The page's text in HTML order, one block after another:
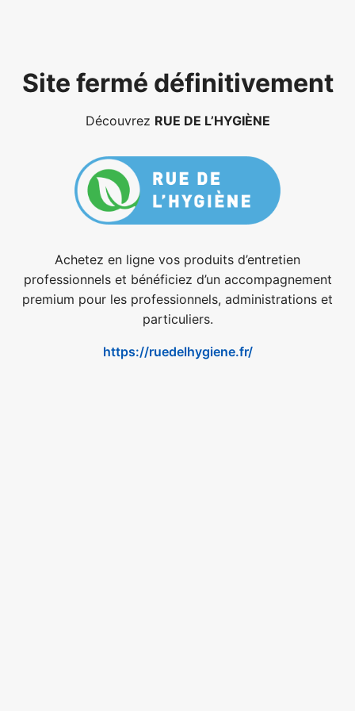
Site fermé définitivement
Découvrez RUE DE L’HYGIÈNE
Achetez en ligne vos produits d’entretien
professionnels et bénéficiez d’un accompagnement
premium pour les professionnels, administrations et
particuliers.
https://ruedelhygiene.fr/